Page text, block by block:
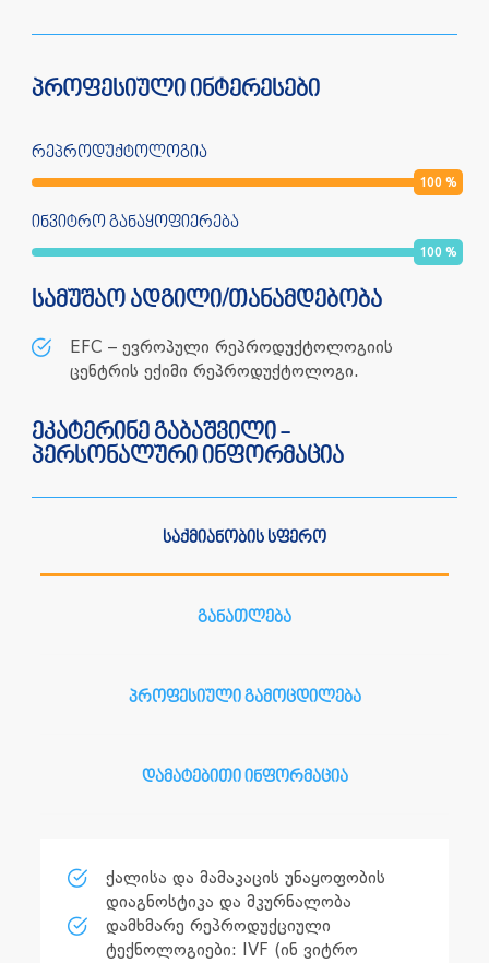
პროფესიული ინტერესები
რეპროდუქტოლოგია
100 %
ინვიტრო განაყოფიერება
100 %
სამუშაო ადგილი/თანამდებობა
EFC – ევროპული რეპროდუქტოლოგიის
ცენტრის ექიმი რეპროდუქტოლოგი.
ეკატერინე გაბაშვილი -
პერსონალური ინფორმაცია
საქმიანობის სფერო
განათლება
პროფესიული გამოცდილება
დამატებითი ინფორმაცია
ქალისა და მამაკაცის უნაყოფობის
დიაგნოსტიკა და მკურნალობა
დამხმარე რეპროდუქციული
ტექნოლოგიები: IVF (ინ ვიტრო